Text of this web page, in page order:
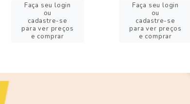
Faça seu login
ou
cadastre-se
para ver preços
e comprar
Faça seu login
ou
cadastre-se
para ver preços
e comprar